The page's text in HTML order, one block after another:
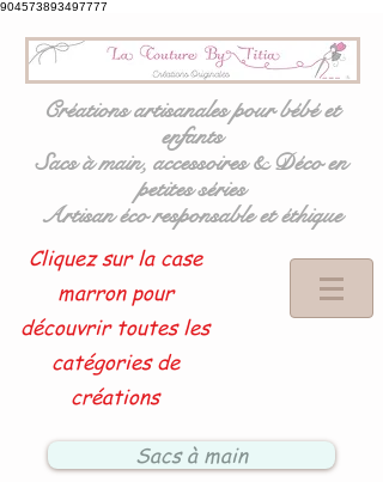
904573893497777
Créations artisanales pour bébé et
enfants
Sacs à main, accessoires & Déco en
petites séries
Artisan éco responsable et éthique
Cliquez sur la case
marron pour
découvrir toutes les
catégories de
créations
Sacs à main